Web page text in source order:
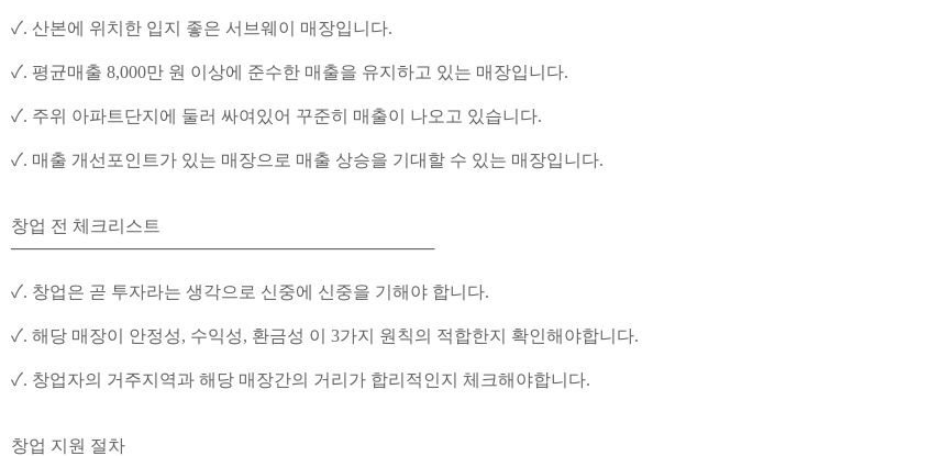
✓. 산본에 위치한 입지 좋은 서브웨이 매장입니다.
✓. 평균매출 8,000만 원 이상에 준수한 매출을 유지하고 있는 매장입니다.
✓. 주위 아파트단지에 둘러 싸여있어 꾸준히 매출이 나오고 있습니다.
✓. 매출 개선포인트가 있는 매장으로 매출 상승을 기대할 수 있는 매장입니다.
창업 전 체크리스트
───────────────────────────────────
✓. 창업은 곧 투자라는 생각으로 신중에 신중을 기해야 합니다.
✓. 해당 매장이 안정성, 수익성, 환금성 이 3가지 원칙의 적합한지 확인해야합니다.
✓. 창업자의 거주지역과 해당 매장간의 거리가 합리적인지 체크해야합니다.
창업 지원 절차